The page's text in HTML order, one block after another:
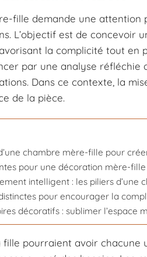
fille demande une
L’objectif est de concevoir
la complicité tout
par une analyse réfléchie
Dans ce contexte, la
de la pièce.
chambre mère-fille pour
pour une décoration mère-
intelligent : les piliers d’une
pour encourager la
décoratifs : sublimer
fille pourraient avoir